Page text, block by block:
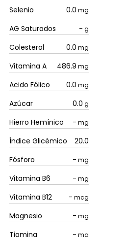
Selenio 0.0 mg
AG Saturados - g
Colesterol 0.0 mg
Vitamina A 486.9 mg
Acido Fólico 0.0 mg
Azúcar 0.0 g
Hierro Hemínico - mg
Índice Glicémico
20.0
Fósforo
- mg
Vitamina B6 - mg
Vitamina B12 - mcg
Magnesio - mg
Tiamina - mg